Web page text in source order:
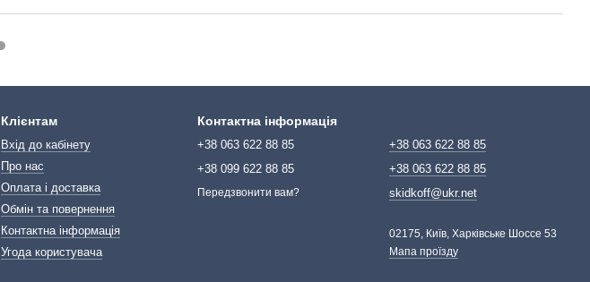
Клієнтам
Вхід до кабінету
Про нас
Оплата і доставка
Обмін та повернення
Контактна інформація
Угода користувача
Контактна інформація
+38 063 622 88 85
+38 099 622 88 85
Передзвонити вам?
+38 063 622 88 85
+38 063 622 88 85
skidkoff@ukr.net
02175, Київ, Харківське Шоссе 53
Мапа проїзду